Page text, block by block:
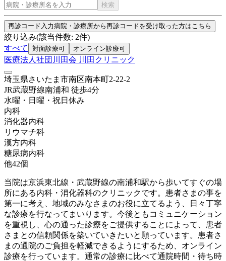
検索
再診コード入力病院・診療所から再診コードを受け取った方はこちら
絞り込み(該当件数: 2件)
すべて
対面診療可 オンライン診療可
医療法人社団川田会 川田クリニック
埼玉県さいたま市南区南本町2-22-2
JR武蔵野線南浦和 徒歩4分
水曜・日曜・祝日 休み
内科
消化器内科
リウマチ科
漢方内科
糖尿病内科
他42個
当院は京浜東北線・武蔵野線の南浦和駅から歩いてすぐの場
所にある内科・消化器科のクリニックです。患者さまの事を
第一に考え、地域のみなさまのお役に立てるよう、日々丁寧
な診療を行なってまいります。今後ともコミュニケーション
を重視し、心の通った診療をご提供することによって、患者
さまとの信頼関係を築いていきたいと願っています。患者さ
まの通院のご負担を軽減できるようにするため、オンライン
診療を行っています。通常の診療に比べて通院時間・待ち時